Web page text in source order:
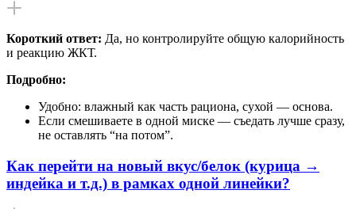
Короткий ответ: Да, но контролируйте общую калорийность
и реакцию ЖКТ.
Подробно:
Удобно: влажный как часть рациона, сухой — основа.
Если смешиваете в одной миске — съедать лучше сразу,
не оставлять “на потом”.
Как перейти на новый вкус/белок (курица →
индейка и т.д.) в рамках одной линейки?